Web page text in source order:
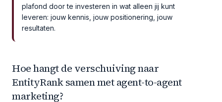
plafond door te investeren in wat alleen jij kunt
leveren: jouw kennis, jouw positionering, jouw
resultaten.
Hoe hangt de verschuiving naar
EntityRank samen met agent-to-agent
marketing?